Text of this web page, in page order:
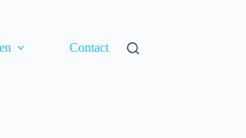
Contact